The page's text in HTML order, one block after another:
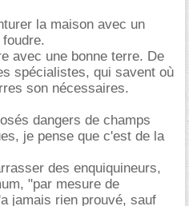
la maison avec un
avec une bonne terre. De
spécialistes, qui savent où
son nécessaires.
dangers de champs
je pense que c'est de la
des enquiquineurs,
"par mesure de
jamais rien prouvé, sauf